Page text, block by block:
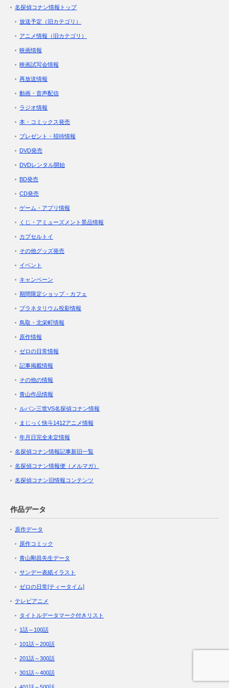
名探偵コナン情報トップ
放送予定（旧カテゴリ）
アニメ情報（旧カテゴリ）
映画情報
映画試写会情報
再放送情報
動画・音声配信
ラジオ情報
本・コミックス発売
プレゼント・招待情報
DVD発売
DVDレンタル開始
BD発売
CD発売
ゲーム・アプリ情報
くじ・アミューズメント景品情報
カプセルトイ
その他グッズ発売
イベント
キャンペーン
期間限定ショップ・カフェ
プラネタリウム投影情報
鳥取・北栄町情報
原作情報
ゼロの日常情報
記事掲載情報
その他の情報
青山作品情報
ルパン三世VS名探偵コナン情報
まじっく快斗1412アニメ情報
年月日完全未定情報
名探偵コナン情報記事新旧一覧
名探偵コナン情報便（メルマガ）
名探偵コナン旧情報コンテンツ
作品データ
原作データ
原作コミック
青山剛昌先生データ
サンデー表紙イラスト
ゼロの日常[ティータイム]
テレビアニメ
タイトルデータマーク付きリスト
1話～100話
101話～200話
201話～300話
301話～400話